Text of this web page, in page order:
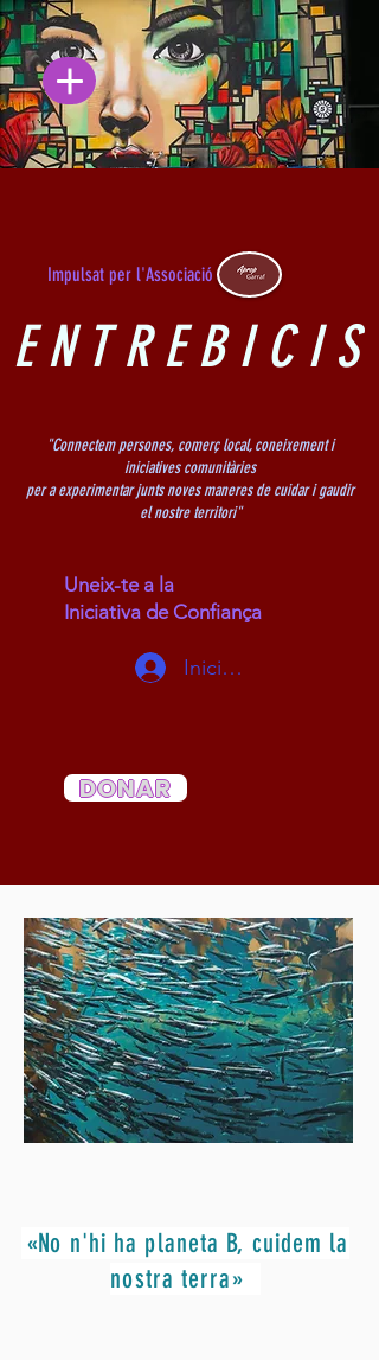
Impulsat per l'Associació
E N T R E B I C I S
"Connectem persones, comerç local, coneixement i
iniciatives comunitàries
per a experimentar junts noves maneres de cuidar i gaudir
el nostre territori"
Uneix-te a la
Iniciativa de Confiança
Inicia la sessió
DONAR
«No n'hi ha planeta B, cuidem la
nostra terra»